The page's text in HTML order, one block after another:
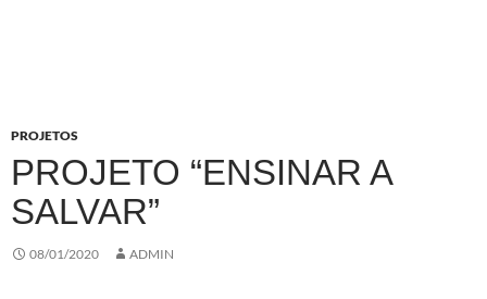
PROJETOS
PROJETO “ENSINAR A
SALVAR”
08/01/2020 ADMIN